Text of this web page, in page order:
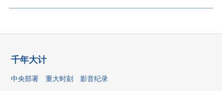
千年大计
中央部署 重大时刻 影音纪录